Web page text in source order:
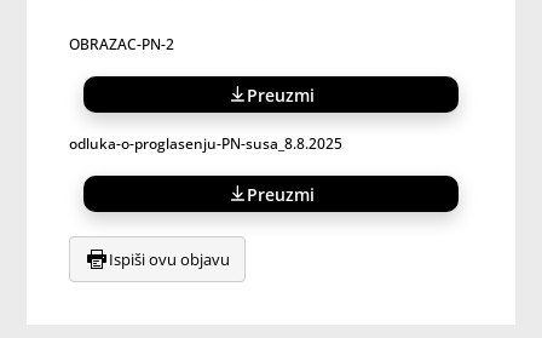
OBRAZAC-PN-2
Preuzmi
odluka-o-proglasenju-PN-susa_8.8.2025
Preuzmi
Ispiši ovu objavu